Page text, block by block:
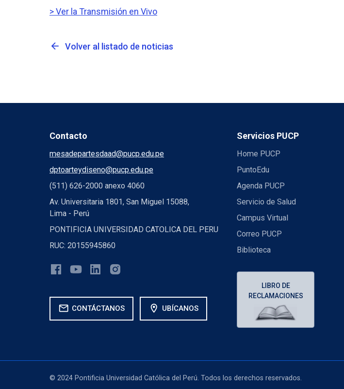
> Ver la Transmisión en Vivo
arrow_back Volver al listado de noticias
Contacto
mesadepartesdaad@pucp.edu.pe
dptoarteydiseno@pucp.edu.pe
(511) 626-2000 anexo 4060
Av. Universitaria 1801, San Miguel 15088,
Lima - Perú
PONTIFICIA UNIVERSIDAD CATOLICA DEL PERU
RUC: 20155945860
mail CONTÁCTANOS location_on UBÍCANOS
Servicios PUCP
Home PUCP
PuntoEdu
Agenda PUCP
Servicio de Salud
Campus Virtual
Correo PUCP
Biblioteca
LIBRO DE
RECLAMACIONES
© 2024 Pontificia Universidad Católica del Perú. Todos los derechos reservados.